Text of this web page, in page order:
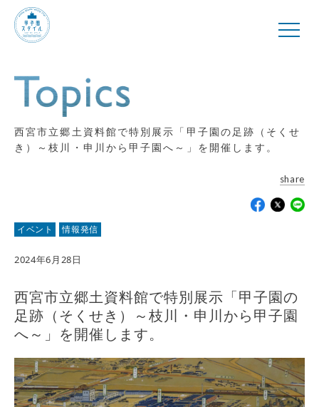
西宮市立郷土資料館で特別展示「甲子園の足跡（そくせ
き）～枝川・申川から甲子園へ～」を開催します。
share
イベント 情報発信
2024年6月28日
西宮市立郷土資料館で特別展示「甲子園の
足跡（そくせき）～枝川・申川から甲子園
へ～」を開催します。